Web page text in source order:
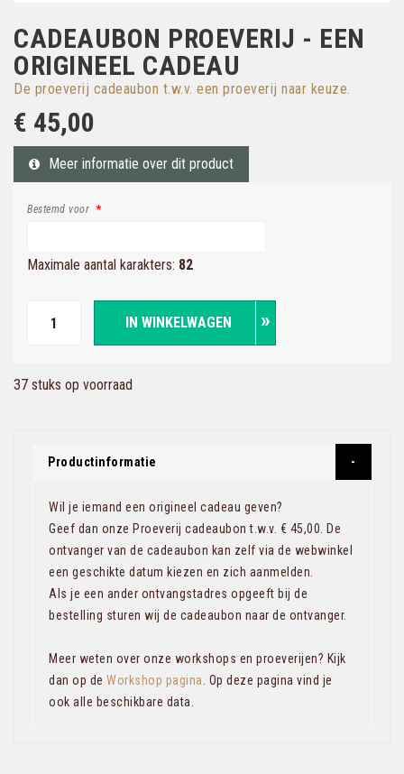
CADEAUBON PROEVERIJ - EEN
ORIGINEEL CADEAU
De proeverij cadeaubon t.w.v. een proeverij naar keuze.
€ 45,00
Meer informatie over dit product
Bestemd voor
Maximale aantal karakters: 82
IN WINKELWAGEN
37 stuks op voorraad
Productinformatie
Wil je iemand een origineel cadeau geven?
Geef dan onze Proeverij cadeaubon t.w.v. € 45,00. De
ontvanger van de cadeaubon kan zelf via de webwinkel
een geschikte datum kiezen en zich aanmelden.
Als je een ander ontvangstadres opgeeft bij de
bestelling sturen wij de cadeaubon naar de ontvanger.
Meer weten over onze workshops en proeverijen? Kijk
dan op de Workshop pagina . Op deze pagina vind je
ook alle beschikbare data.